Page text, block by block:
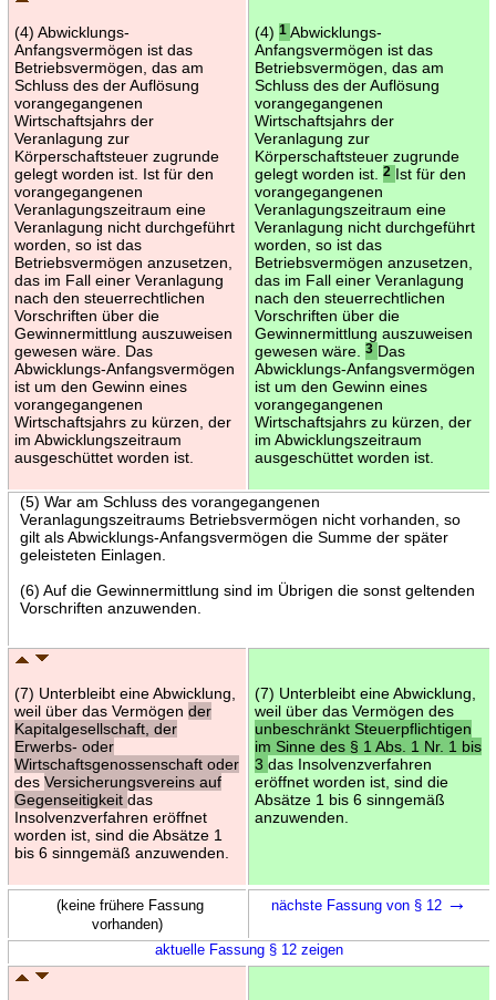
(4) Abwicklungs-
Anfangsvermögen ist das
Betriebsvermögen, das am
Schluss des der Auflösung
vorangegangenen
Wirtschaftsjahrs der
Veranlagung zur
Körperschaftsteuer zugrunde
gelegt worden ist. Ist für den
vorangegangenen
Veranlagungszeitraum eine
Veranlagung nicht durchgeführt
worden, so ist das
Betriebsvermögen anzusetzen,
das im Fall einer Veranlagung
nach den steuerrechtlichen
Vorschriften über die
Gewinnermittlung auszuweisen
gewesen wäre. Das
Abwicklungs-Anfangsvermögen
ist um den Gewinn eines
vorangegangenen
Wirtschaftsjahrs zu kürzen, der
im Abwicklungszeitraum
ausgeschüttet worden ist.
(4) 1 Abwicklungs-
Anfangsvermögen ist das
Betriebsvermögen, das am
Schluss des der Auflösung
vorangegangenen
Wirtschaftsjahrs der
Veranlagung zur
Körperschaftsteuer zugrunde
gelegt worden ist.
2 Ist für den
vorangegangenen
Veranlagungszeitraum eine
Veranlagung nicht durchgeführt
worden, so ist das
Betriebsvermögen anzusetzen,
das im Fall einer Veranlagung
nach den steuerrechtlichen
Vorschriften über die
Gewinnermittlung auszuweisen
gewesen wäre.
3 Das
Abwicklungs-Anfangsvermögen
ist um den Gewinn eines
vorangegangenen
Wirtschaftsjahrs zu kürzen, der
im Abwicklungszeitraum
ausgeschüttet worden ist.
(5) War am Schluss des vorangegangenen
Veranlagungszeitraums Betriebsvermögen nicht vorhanden, so
gilt als Abwicklungs-Anfangsvermögen die Summe der später
geleisteten Einlagen.
(6) Auf die Gewinnermittlung sind im Übrigen die sonst geltenden
Vorschriften anzuwenden.
(7) Unterbleibt eine Abwicklung,
weil über das Vermögen der
Kapitalgesellschaft, der
Erwerbs- oder
Wirtschaftsgenossenschaft oder
des Versicherungsvereins auf
Gegenseitigkeit das
Insolvenzverfahren eröffnet
worden ist, sind die Absätze 1
bis 6 sinngemäß anzuwenden.
(7) Unterbleibt eine Abwicklung,
weil über das Vermögen des
unbeschränkt Steuerpflichtigen
im Sinne des § 1 Abs. 1 Nr. 1 bis
3 das Insolvenzverfahren
eröffnet worden ist, sind die
Absätze 1 bis 6 sinngemäß
anzuwenden.
(keine frühere Fassung
vorhanden)
nächste Fassung von § 12 →
aktuelle Fassung § 12 zeigen